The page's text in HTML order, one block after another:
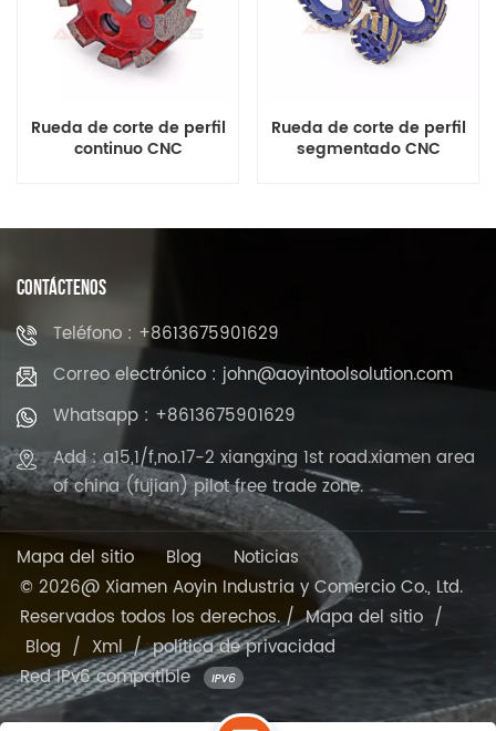
Rueda de corte de perfil
continuo CNC
Rueda de corte de perfil
segmentado CNC
CONTÁCTENOS
Teléfono : +8613675901629
Correo electrónico : john@aoyintoolsolution.com
Whatsapp : +8613675901629
Add : a15,1/f,no.17-2 xiangxing 1st road.xiamen area
of china (fujian) pilot free trade zone.
Mapa del sitio Blog
Noticias
© 2026@ Xiamen Aoyin Industria y Comercio Co., Ltd.
Reservados todos los derechos. /Mapa del sitio /
Blog / Xml/política de privacidad
Red IPv6 compatible